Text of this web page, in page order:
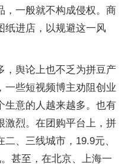
，一般就不构成侵权。商
纸进店，以规避这一风
，舆论上也不乏为拼豆产
一些短视频博主劝阻创业
生意的人越来越多。也有
激烈。在团购平台上，拼
、三线城市，19.9元、
甚至，在北京、上海一